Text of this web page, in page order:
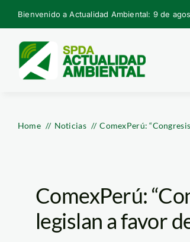
Skip
to
content
Bienvenido a Actualidad Ambiental: 9 de
Home Noticias ComexPerú:
ComexPerú:
legislan a favor